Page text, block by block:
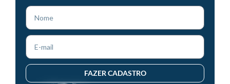
FAZER CADASTRO